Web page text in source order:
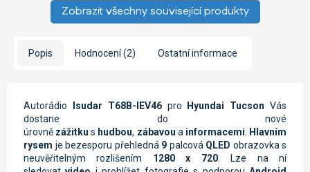
Zobrazit všechny související produkty
Popis Hodnocení (2) Ostatní informace
Autorádio Isudar T68B-IEV46pro Hyundai Tucson Vás
dostane do nové
úrovně zážitku s hudbou, zábavou a informacemi
Hlavním
rysem je bezesporu přehledná 9 palcová QLED obrazovka s
neuvěřitelným rozlišením 1280 x 720. Lze na ní